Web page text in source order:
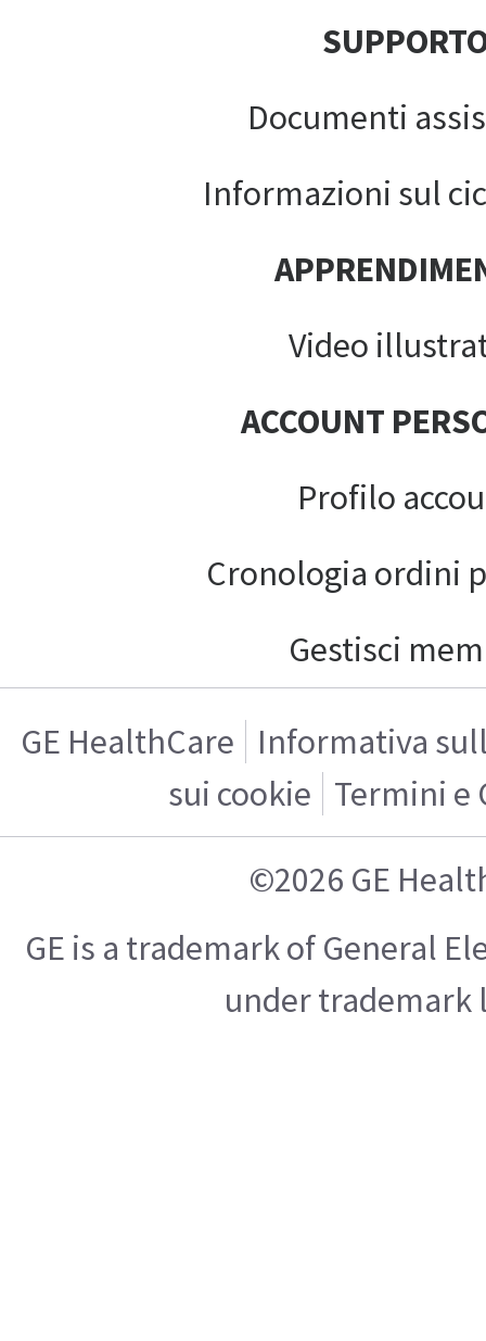
Documenti
Informazioni sul
Video
ACCOUNT
Profilo
Cronologia ordini
Gestisci
GE HealthCare
Informativa
sui cookie Termini e
©2026 GE
GE is a trademark of General
under trademark